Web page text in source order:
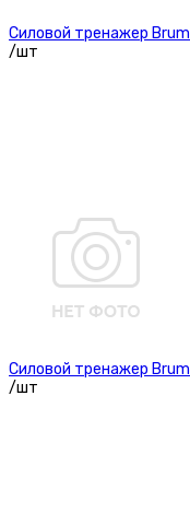
Силовой тренажер
/шт
Силовой тренажер
/шт